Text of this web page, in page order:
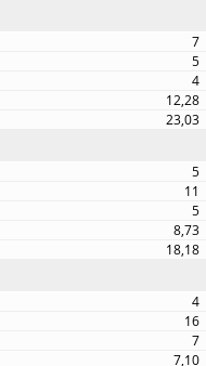
7
5
4
12,28
23,03
5
11
5
8,73
18,18
4
16
7
7,10